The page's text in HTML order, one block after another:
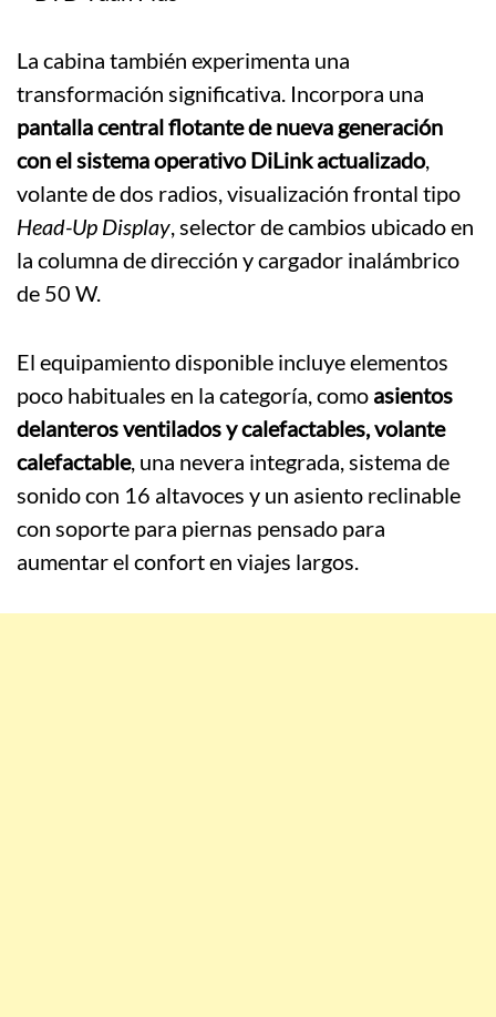
La cabina también experimenta una
transformación significativa. Incorpora una
pantalla central flotante de nueva generación
con el sistema operativo DiLink actualizado,
volante de dos radios, visualización frontal tipo
Head-Up Display, selector de cambios ubicado en
la columna de dirección y cargador inalámbrico
de 50 W.
El equipamiento disponible incluye elementos
poco habituales en la categoría, como asientos
delanteros ventilados y calefactables, volante
calefactable, una nevera integrada, sistema de
sonido con 16 altavoces y un asiento reclinable
con soporte para piernas pensado para
aumentar el confort en viajes largos.